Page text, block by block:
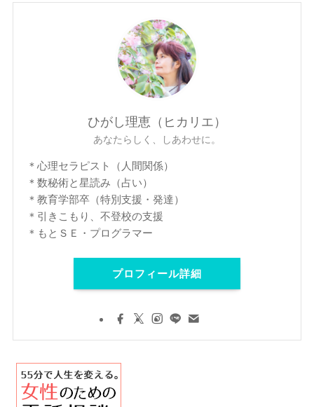
ひがし理恵（ヒカリエ）
あなたらしく、しあわせに。
＊心理セラピスト（人間関係）
＊数秘術と星読み（占い）
＊教育学部卒（特別支援・発達）
＊引きこもり、不登校の支援
＊もとＳＥ・プログラマー
プロフィール詳細